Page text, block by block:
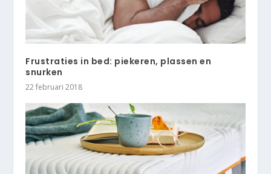
Frustraties in bed: piekeren, plassen en
snurken
22 februari 2018